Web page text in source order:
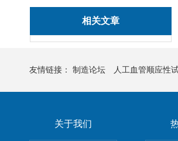
相关文章
友情链接： 制造论坛 人工血管顺应性
关于我们